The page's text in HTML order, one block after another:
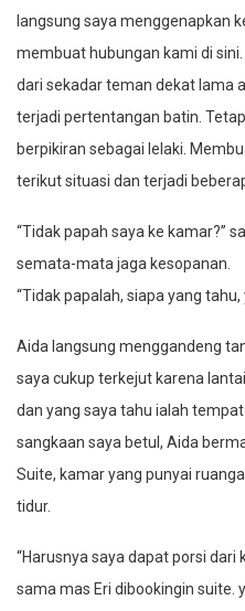
langsung saya menggenapkan
membuat hubungan kami di sini.
dari sekadar teman dekat lama
terjadi pertentangan batin.
berpikiran sebagai lelaki.
terikut situasi dan terjadi
“Tidak papah saya ke kamar?”
semata-mata jaga kesopanan.
“Tidak papalah, siapa yang tahu,
Aida langsung menggandeng
saya cukup terkejut karena
dan yang saya tahu ialah
sangkaan saya betul, Aida
Suite, kamar yang punyai
tidur.
“Harusnya saya dapat porsi
sama mas Eri dibookingin suite.